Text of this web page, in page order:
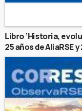
Libro ‘Historia,
25 años de AliaRSE